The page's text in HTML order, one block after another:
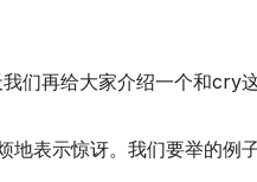
们再给大家介绍一个和
表示惊讶。我们要举的例